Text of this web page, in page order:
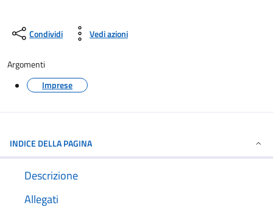
Condividi Vedi azioni
Argomenti
Imprese
INDICE DELLA PAGINA
Descrizione
Allegati